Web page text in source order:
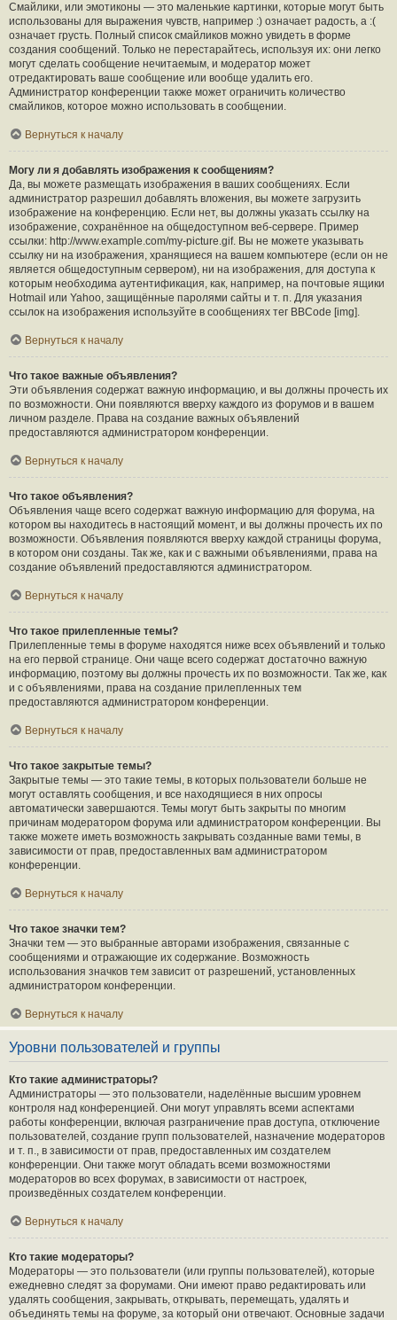
Смайлики, или эмотиконы — это маленькие картинки, которые могут быть
использованы для выражения чувств, например :) означает радость, а :(
означает грусть. Полный список смайликов можно увидеть в форме
создания сообщений. Только не перестарайтесь, используя их: они легко
могут сделать сообщение нечитаемым, и модератор может
отредактировать ваше сообщение или вообще удалить его.
Администратор конференции также может ограничить количество
смайликов, которое можно использовать в сообщении.
Вернуться к началу
Могу ли я добавлять изображения к сообщениям?
Да, вы можете размещать изображения в ваших сообщениях. Если
администратор разрешил добавлять вложения, вы можете загрузить
изображение на конференцию. Если нет, вы должны указать ссылку на
изображение, сохранённое на общедоступном веб-сервере. Пример
ссылки: http://www.example.com/my-picture.gif. Вы не можете указывать
ссылку ни на изображения, хранящиеся на вашем компьютере (если он не
является общедоступным сервером), ни на изображения, для доступа к
которым необходима аутентификация, как, например, на почтовые ящики
Hotmail или Yahoo, защищённые паролями сайты и т. п. Для указания
ссылок на изображения используйте в сообщениях тег BBCode [img].
Вернуться к началу
Что такое важные объявления?
Эти объявления содержат важную информацию, и вы должны прочесть их
по возможности. Они появляются вверху каждого из форумов и в вашем
личном разделе. Права на создание важных объявлений
предоставляются администратором конференции.
Вернуться к началу
Что такое объявления?
Объявления чаще всего содержат важную информацию для форума, на
котором вы находитесь в настоящий момент, и вы должны прочесть их по
возможности. Объявления появляются вверху каждой страницы форума,
в котором они созданы. Так же, как и с важными объявлениями, права на
создание объявлений предоставляются администратором.
Вернуться к началу
Что такое прилепленные темы?
Прилепленные темы в форуме находятся ниже всех объявлений и только
на его первой странице. Они чаще всего содержат достаточно важную
информацию, поэтому вы должны прочесть их по возможности. Так же, как
и с объявлениями, права на создание прилепленных тем
предоставляются администратором конференции.
Вернуться к началу
Что такое закрытые темы?
Закрытые темы — это такие темы, в которых пользователи больше не
могут оставлять сообщения, и все находящиеся в них опросы
автоматически завершаются. Темы могут быть закрыты по многим
причинам модератором форума или администратором конференции. Вы
также можете иметь возможность закрывать созданные вами темы, в
зависимости от прав, предоставленных вам администратором
конференции.
Вернуться к началу
Что такое значки тем?
Значки тем — это выбранные авторами изображения, связанные с
сообщениями и отражающие их содержание. Возможность
использования значков тем зависит от разрешений, установленных
администратором конференции.
Вернуться к началу
Уровни пользователей и группы
Кто такие администраторы?
Администраторы — это пользователи, наделённые высшим уровнем
контроля над конференцией. Они могут управлять всеми аспектами
работы конференции, включая разграничение прав доступа, отключение
пользователей, создание групп пользователей, назначение модераторов
и т. п., в зависимости от прав, предоставленных им создателем
конференции. Они также могут обладать всеми возможностями
модераторов во всех форумах, в зависимости от настроек,
произведённых создателем конференции.
Вернуться к началу
Кто такие модераторы?
Модераторы — это пользователи (или группы пользователей), которые
ежедневно следят за форумами. Они имеют право редактировать или
удалять сообщения, закрывать, открывать, перемещать, удалять и
объединять темы на форуме, за который они отвечают. Основные задачи